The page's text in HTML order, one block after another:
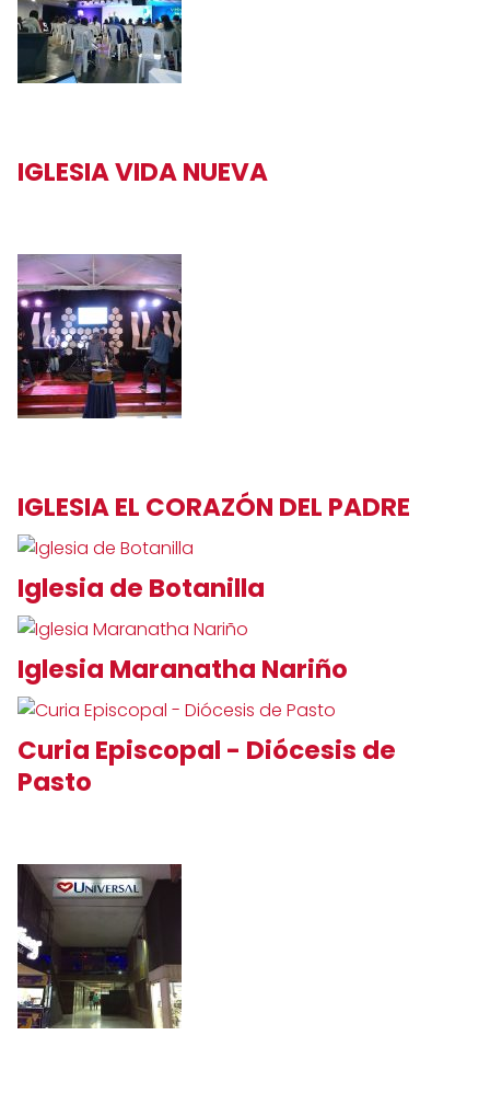
IGLESIA VIDA NUEVA
IGLESIA EL CORAZÓN DEL PADRE
Iglesia de Botanilla
Iglesia Maranatha Nariño
Curia Episcopal - Diócesis de
Pasto